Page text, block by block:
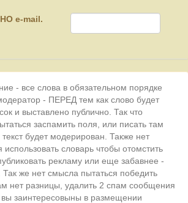
e-mail.
- все слова в обязательном порядке
- ПЕРЕД тем как слово будет
и выставлено публично. Так что
заспамить поля, или писать там
текст будет модерирован. Также нет
словарь чтобы отомстить
рекламу или еще забавнее -
же нет смысла пытаться победить
нет разницы, удалить 2 спам сообщения
заинтересовыны в размещении